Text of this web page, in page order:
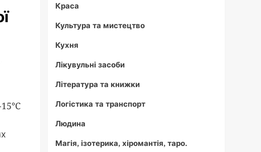
Краса
Культура та мистецтво
Кухня
Лікувульні засоби
Література та книжки
Логістика та транспорт
Людина
Магія, ізотерика, хіромантія, таро.